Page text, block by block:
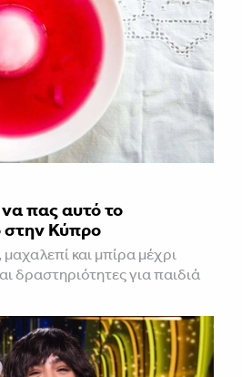
πας αυτό το
στην Κύπρο
και μπίρα μέχρι
δραστηριότητες για παιδιά